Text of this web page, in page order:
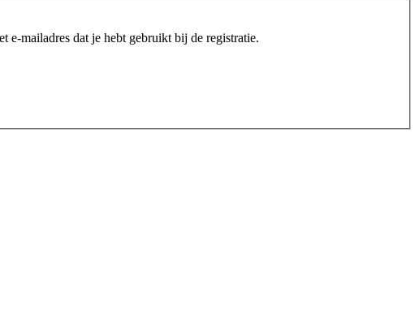
e-mailadres dat je hebt gebruikt bij de registratie.